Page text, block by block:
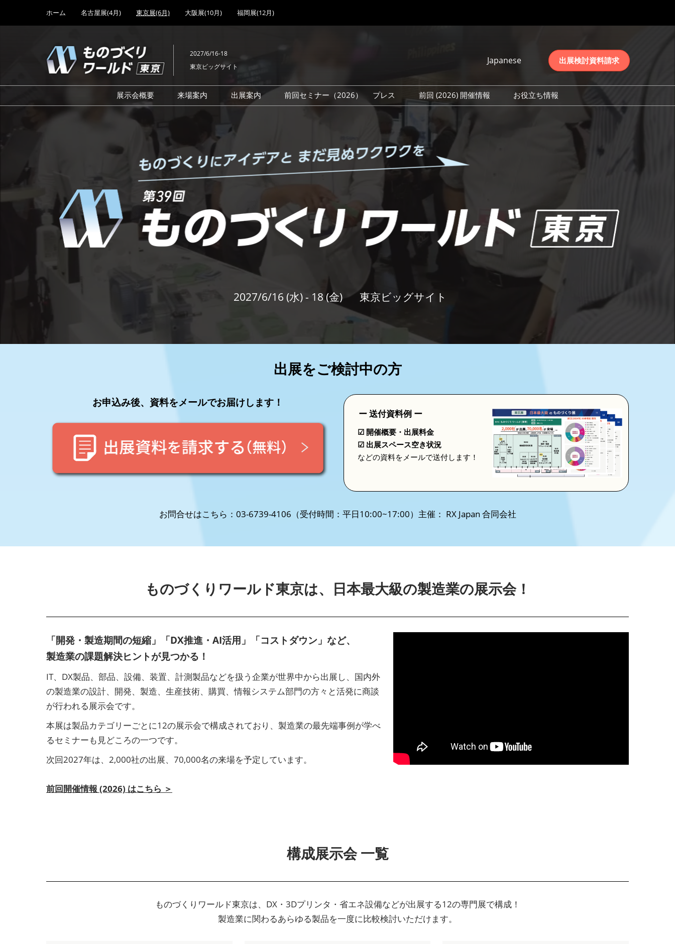
キ
し
て
to
ホーム 名古屋展(4月) 東京展(6月) 大阪展(10月) 福岡展(12月)
2027/6/16-18
東京ビッグサイト
Japanese
English
简体中文
出展検討資料請求
展示会概要
ヘルスケア･医療機器 開発
工場設備･備品展
次世代3Dプリンタ展
計測･検査･センサ展
製造業DX展
ものづくりODM/EMS展
スマートメンテナンス展
製造業×フィジカルAI展
来場案内
前回 出展社・製品検索
前回 出展製品特集 一覧
前回 グローバル･サプライ
チェーン特集
前回 注目の併催イベント
ご来場方法について
アクセス
展示会・セミナー参加ポリ
シー
出展案内
前回セミナー（2026）
プレス
取材事前登録
前回 (2026) 開催情報
来場者数 (2026)
お役立ち情報
も
づ
く
り
ワ
東
京
2027/6/16 (水) - 18 (金) 東京ビッグサイト
出展をご検討中の方
お申込み後、資料をメールでお届けします！
ー 送付資料例 ー
☑ 開催概要・出展料金
☑ 出展スペース空き状況
などの資料をメールで送付します！
お問合せはこちら：03-6739-4106（受付時間：平日10:00~17:00）主催： RX Japan 合同会社
ものづくりワールド東京は、日本最大級の製造業の展示会！
「開発・製造期間の短縮」「DX推進・AI活用」「コストダウン」など、
製造業の課題解決ヒントが見つかる！
IT、DX製品、部品、設備、装置、計測製品などを扱う企業が世界中から出展し、国内外
の製造業の設計、開発、製造、生産技術、購買、情報システム部門の方々と活発に商談
が行われる展示会です。
本展は製品カテゴリーごとに12の展示会で構成されており、製造業の最先端事例が学べ
るセミナーも見どころの一つです。
次回2027年は、2,000社の出展、70,000名の来場を予定しています。
前回開催情報 (2026) はこちら ＞
構成展示会 一覧
ものづくりワールド東京は、DX・3Dプリンタ・省エネ設備などが出展する12の専門展で構成！
製造業に関わるあらゆる製品を一度に比較検討いただけます。